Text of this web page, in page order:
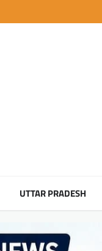
UTTAR PRADESH